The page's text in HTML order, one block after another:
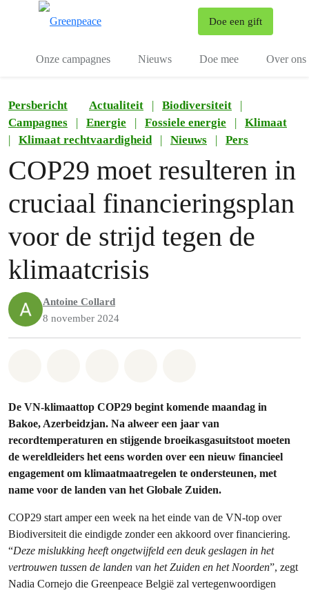
Doe een gift
Onze campagnes Nieuws Doe mee Over ons
Persbericht Actualiteit | Biodiversiteit
|
Campagnes
| Energie | Fossiele energie |
Klimaat
|
Klimaat rechtvaardigheid | Nieuws | Pers
COP29 moet resulteren in
cruciaal financieringsplan
voor de strijd tegen de
klimaatcrisis
Antoine Collard
8 november 2024
De VN-klimaattop COP29 begint komende maandag in
Bakoe, Azerbeidzjan. Na alweer een jaar van
recordtemperaturen en stijgende broeikasgasuitstoot moeten
de wereldleiders het eens worden over een nieuw financieel
engagement om klimaatmaatregelen te ondersteunen, met
name voor de landen van het Globale Zuiden.
COP29 start amper een week na het einde van de VN-top over
Biodiversiteit die eindigde zonder een akkoord over financiering.
“Deze mislukking heeft ongetwijfeld een deuk geslagen in het
vertrouwen tussen de landen van het Zuiden en het Noorden”, zegt
Nadia Cornejo die Greenpeace België zal vertegenwoordigen